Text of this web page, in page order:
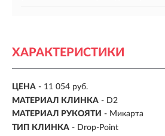
ХАРАКТЕРИСТИКИ
ЦЕНА - 11 054 руб.
МАТЕРИАЛ КЛИНКА - D2
МАТЕРИАЛ РУКОЯТИ - Микарта
ТИП КЛИНКА - Drop-Point